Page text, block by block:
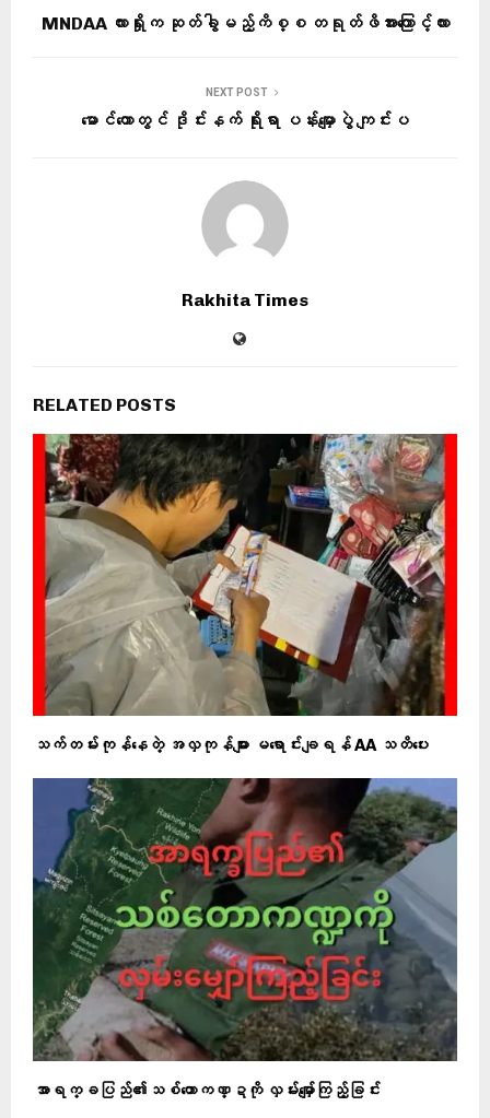
MNDAA လားရှိုးက ဆုတ်ခွါမည့်ကိစ္စ တရုတ်ဖိအားကြောင့်လား
NEXT POST
မောင်တောတွင် ဒိုင်းနက် ရိုးရာ ပန်းမျှောပွဲ ကျင်းပ
Rakhita Times
RELATED POSTS
သက်တမ်းကုန်နေတဲ့ အလှကုန်များ မရောင်းချရန် AA သတိပေး
အာရက္ခပြည်၏သစ်တောကဏ္ဍကို လှမ်းမျှော်ကြည့်ခြင်း